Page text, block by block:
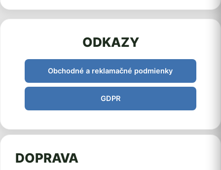
ODKAZY
Obchodné a reklamačné podmienky
GDPR
DOPRAVA